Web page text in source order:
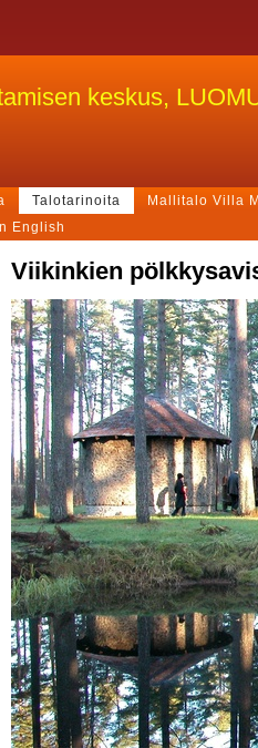
keskus,
Talotarinoita Mallitalo Villa
English
Viikinkien